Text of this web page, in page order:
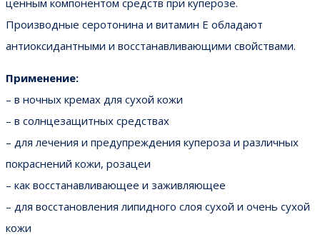
Производные серотонина и витамин Е обладают
антиоксидантными и восстанавливающими свойствами.
Применение:
– в ночных кремах для сухой кожи
– в солнцезащитных средствах
– для лечения и предупреждения купероза и различных
покраснений кожи, розацеи
– как восстанавливающее и заживляющее
– для восстановления липидного слоя сухой и очень сухой
кожи